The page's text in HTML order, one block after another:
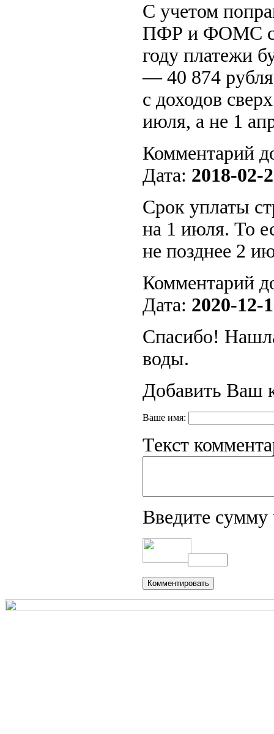
С учетом
ПФР и ФОМС
году платежи
— 40 874
с доходов
июля, а не 1
Комментарий
Дата: 2018-02-
Срок уплаты
на 1 июля. То
не позднее 2
Комментарий
Дата: 2020-12-
Спасибо!
воды.
Добавить Ваш
Ваше имя:
Текст
Введите сумму